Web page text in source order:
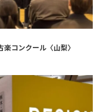
コンクール〈山梨〉